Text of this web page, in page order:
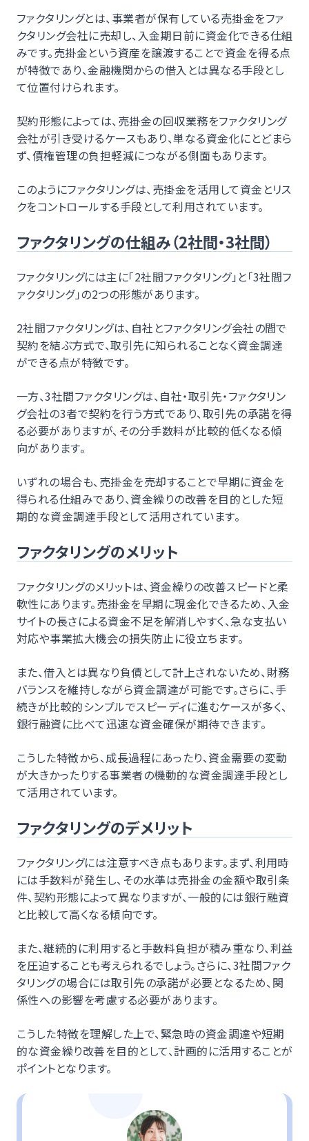
ファクタリングとは、事業者が保有している売掛金をファ
クタリング会社に売却し、入金期日前に資金化できる仕組
みです。売掛金という資産を譲渡することで資金を得る点
が特徴であり、金融機関からの借入とは異なる手段とし
て位置付けられます。
契約形態によっては、売掛金の回収業務をファクタリング
会社が引き受けるケースもあり、単なる資金化にとどまら
ず、債権管理の負担軽減につながる側面もあります。
このようにファクタリングは、売掛金を活用して資金とリス
クをコントロールする手段として利用されています。
ファクタリングの仕組み（2社間・3社間）
ファクタリングには主に「2社間ファクタリング」と「3社間フ
ァクタリング」の2つの形態があります。
2社間ファクタリングは、自社とファクタリング会社の間で
契約を結ぶ方式で、取引先に知られることなく資金調達
ができる点が特徴です。
一方、3社間ファクタリングは、自社・取引先・ファクタリン
グ会社の3者で契約を行う方式であり、取引先の承諾を得
る必要がありますが、その分手数料が比較的低くなる傾
向があります。
いずれの場合も、売掛金を売却することで早期に資金を
得られる仕組みであり、資金繰りの改善を目的とした短
期的な資金調達手段として活用されています。
ファクタリングのメリット
ファクタリングのメリットは、資金繰りの改善スピードと柔
軟性にあります。売掛金を早期に現金化できるため、入金
サイトの長さによる資金不足を解消しやすく、急な支払い
対応や事業拡大機会の損失防止に役立ちます。
また、借入とは異なり負債として計上されないため、財務
バランスを維持しながら資金調達が可能です。さらに、手
続きが比較的シンプルでスピーディに進むケースが多く、
銀行融資に比べて迅速な資金確保が期待できます。
こうした特徴から、成長過程にあったり、資金需要の変動
が大きかったりする事業者の機動的な資金調達手段とし
て活用されています。
ファクタリングのデメリット
ファクタリングには注意すべき点もあります。まず、利用時
には手数料が発生し、その水準は売掛金の金額や取引条
件、契約形態によって異なりますが、一般的には銀行融資
と比較して高くなる傾向です。
また、継続的に利用すると手数料負担が積み重なり、利益
を圧迫することも考えられるでしょう。さらに、3社間ファク
タリングの場合には取引先の承諾が必要となるため、関
係性への影響を考慮する必要があります。
こうした特徴を理解した上で、緊急時の資金調達や短期
的な資金繰り改善を目的として、計画的に活用することが
ポイントとなります。